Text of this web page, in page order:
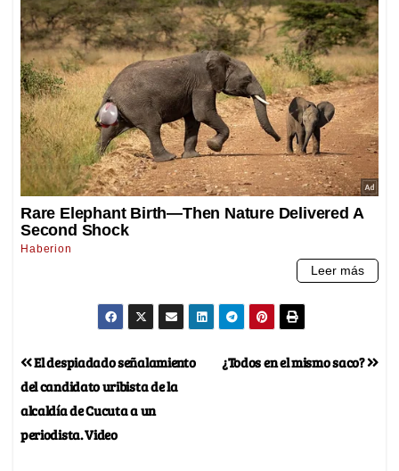
¿Todos en el mismo saco?
El despiadado señalamiento
del candidato uribista de la
alcaldía de Cucuta a un
periodista. Video